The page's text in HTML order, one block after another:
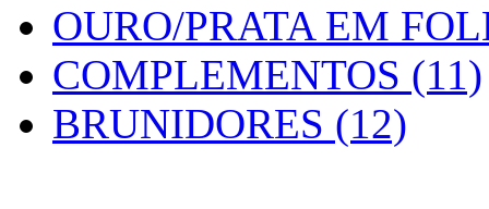
OURO/PRATA EM
COMPLEMENTOS (11)
BRUNIDORES (12)